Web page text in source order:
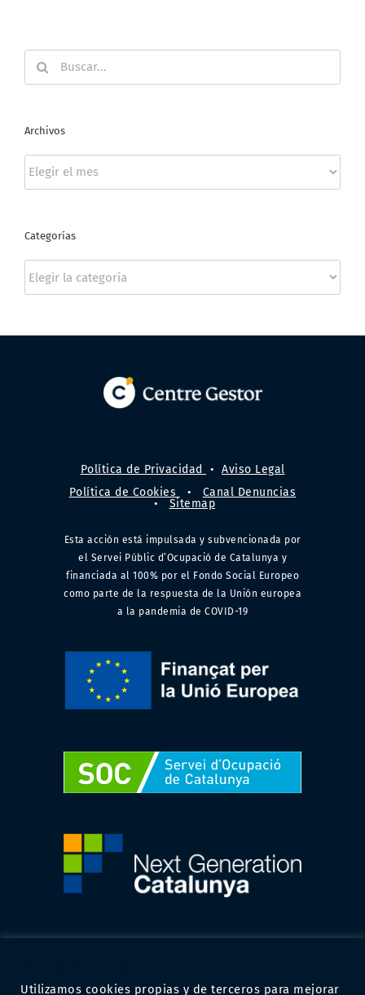
Archivos
Archivos
Categorías
Política de Privacidad • Aviso Legal
Política de Cookies
•
Canal Denuncias
•
Sitemap
Esta acción está impulsada y subvencionada por
el Servei Públic d’Ocupació de Catalunya y
financiada al 100% por el Fondo Social Europeo
como parte de la respuesta de la Unión europea
a la pandemia de COVID-19
Utilizamos cookies propias y de terceros para mejorar